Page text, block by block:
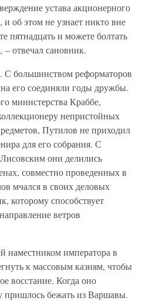
устава акционерного
и об этом не узнает никто вне
пятнадцать и можете болтать
отвечал сановник.
С большинством реформаторов
его соединяли годы дружбы.
министерства Краббе,
непристойных
Путилов не приходил
для его собрания. С
они делились
совместно проведенных в
мчался в своих деловых
которому способствует
ветров
наместником императора в
к массовым казням, чтобы
восстание. Когда оно
пришлось бежать из Варшавы.